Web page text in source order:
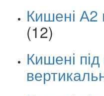
Кишені А2
(12)
Кишені